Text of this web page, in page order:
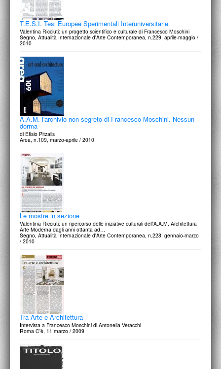
T.E.S.I. Tesi Europee Sperimentali Interuniversitarie
Valentina Ricciuti: un progetto scientifico e culturale di Francesco Moschini
Segno, Attualità Internazionale d'Arte Contemporanea, n.229, aprile-maggio /
2010
A.A.M. l'archivio non-segreto di Francesco Moschini. Nessun
dorma
di Efisio Pitzalis
Area, n.109, marzo-aprile / 2010
Le mostre in sezione
Valentina Ricciuti: un ripercorso delle iniziative culturali dell'A.A.M. Architettura
Arte Moderna dagli anni ottanta ad…
Segno, Attualità Internazionale d'Arte Contemporanea, n.228, gennaio-marzo
/ 2010
Tra Arte e Architettura
Intervista a Francesco Moschini di Antonella Veracchi
Roma C'è, 11 marzo / 2009